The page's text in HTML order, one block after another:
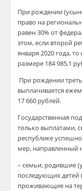
При рождении
право на
равен 30% от
этом, если второй
января 2020 года,
размере 184 985,1
При рождении
выплачивается
17 660 рублей.
Государственная
только выплатами,
республике
мер, направленный
– семьи, родившие
последующих детей
проживающие на